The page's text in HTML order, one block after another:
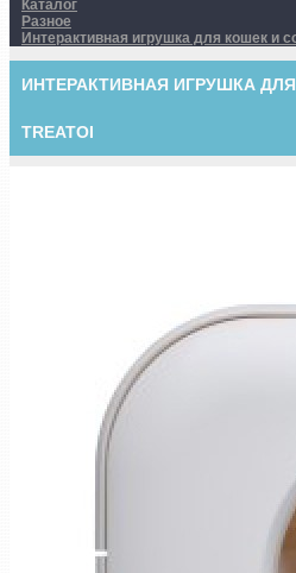
Каталог
Разное
Интерактивная игрушка для кошек и
ИНТЕРАКТИВНАЯ ИГРУШКА
TREATOI